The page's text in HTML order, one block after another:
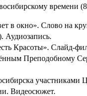
в окно». Слово на
Аудиозапись.
Красоты». Слайд-
Преподобному
участниками
Видеосюжет.